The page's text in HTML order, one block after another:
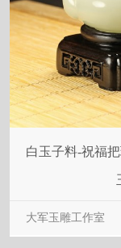
白玉子料-祝福
大军玉雕工作室